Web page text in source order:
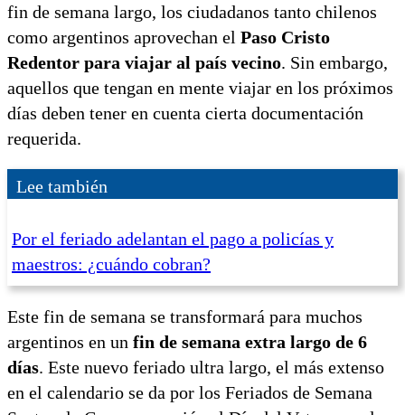
fin de semana largo, los ciudadanos tanto chilenos
como argentinos aprovechan el Paso Cristo
Redentor para viajar al país vecino. Sin embargo,
aquellos que tengan en mente viajar en los próximos
días deben tener en cuenta cierta documentación
requerida.
Lee también
Por el feriado adelantan el pago a policías y
maestros: ¿cuándo cobran?
Este fin de semana se transformará para muchos
argentinos en un fin de semana extra largo de 6
días. Este nuevo feriado ultra largo, el más extenso
en el calendario se da por los Feriados de Semana